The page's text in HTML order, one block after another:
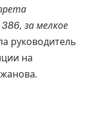
за мелкое
руководитель
на